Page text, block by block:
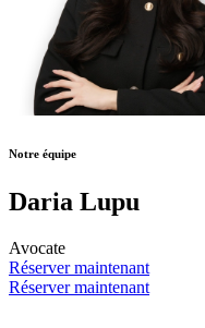
Notre équipe
Daria Lupu
Avocate
Réserver maintenant
Réserver maintenant